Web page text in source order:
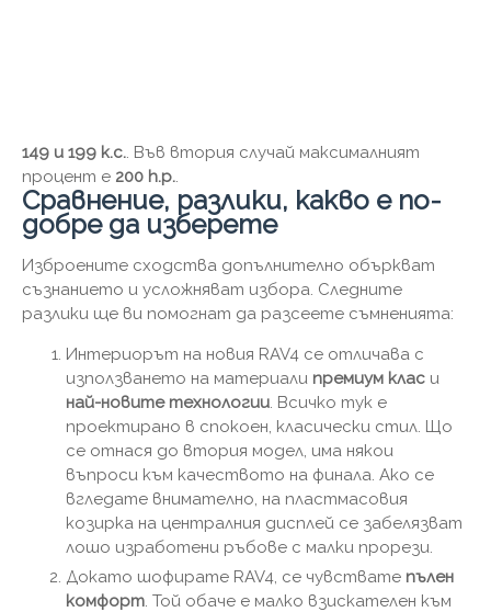
149 и 199 к.с.. Във втория случай максималният
процент е 200 h.p..
Сравнение, разлики, какво е по-
добре да изберете
Изброените сходства допълнително объркват
съзнанието и усложняват избора. Следните
разлики ще ви помогнат да разсеете съмненията:
Интериорът на новия RAV4 се ​​отличава с
използването на материали премиум клас и
най-новите технологии. Всичко тук е
проектирано в спокоен, класически стил. Що
се отнася до втория модел, има някои
въпроси към качеството на финала. Ако се
вгледате внимателно, на пластмасовия
козирка на централния дисплей се забелязват
лошо изработени ръбове с малки прорези.
Докато шофирате RAV4, се чувствате пълен
комфорт. Той обаче е малко взискателен към